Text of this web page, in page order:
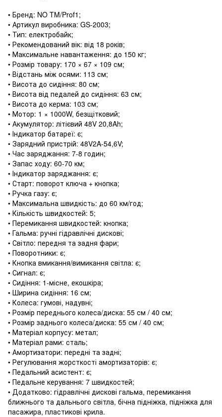
• Бренд: NO TM/Prof1;
• Артикул виробника: GS-2003;
• Тип: електробайк;
• Рекомендований вік: від 18 років;
• Максимальне навантаження: до 150 кг;
• Розмір товару: 170 × 67 × 109 см;
• Відстань між осями: 113 см;
• Висота до сидіння: 80 см;
• Висота від педалей до сидіння: 63 см;
• Висота до керма: 103 см;
• Мотор: 1 × 1000W, безщітковий;
• Акумулятор: літієвий 48V 20,8Ah;
• Індикатор батареї: є;
• Зарядний пристрій: 48V2A-54,6V;
• Час заряджання: 7-8 годин;
• Запас ходу: 60-70 км;
• Індикатор заряджання: є;
• Старт: поворот ключа + кнопка;
• Ручка газу: є;
• Максимальна швидкість: до 60 км/год;
• Кількість швидкостей: 5;
• Перемикання швидкостей: кнопка;
• Гальма: ручні гідравлічні дискові;
• Світло: передня та задня фари;
• Поворотники: є;
• Кнопка вмикання/вимикання світла: є;
• Сигнал: є;
• Сидіння: 1-місне, екошкіра;
• Ширина сидіння: 16 см;
• Колеса: гумові, надувні;
• Розмір переднього колеса/диска: 55 см / 40 см;
• Розмір заднього колеса/диска: 55 см / 40 см;
• Матеріал корпусу: метал;
• Матеріал рами: сталь;
• Амортизатори: передні та задні;
• Регулювання жорсткості амортизаторів: є;
• Педальний асистент: є;
• Педальне керування: 7 швидкостей;
• Додатково: гідравлічні дискові гальма, перемикання
ближнього та дальнього світла, бічна підніжка, підніжка для
пасажира, пластикові крила.